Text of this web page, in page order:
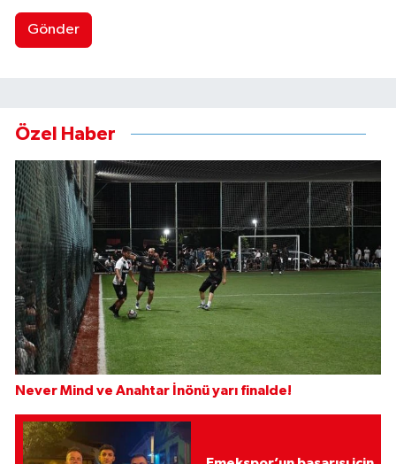
Gönder
Özel Haber
Never Mind ve Anahtar İnönü yarı finalde!